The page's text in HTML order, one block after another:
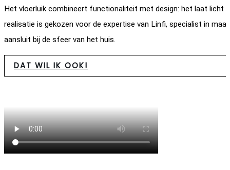
Het vloerluik combineert functionaliteit met design: het laat licht
realisatie is gekozen voor de expertise van Linfi, specialist in
aansluit bij de sfeer van het huis.
DAT WIL IK OOK!